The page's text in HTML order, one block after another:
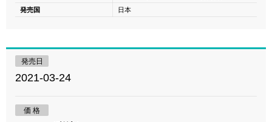
発売国
日本
発売日
2021-03-24
価 格